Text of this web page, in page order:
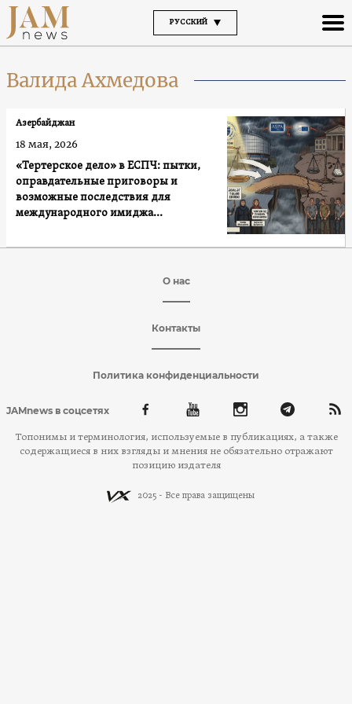
РУССКИЙ
Валида Ахмедова
«Тертерское дело» в ЕСПЧ: пытки,
оправдательные приговоры и
возможные последствия для
международного имиджа
Азербайджан
18 мая, 2026
О нас
Контакты
Политика конфиденциальности
JAMnews в соцсетях
Топонимы и терминология, используемые в публикациях, а также
содержащиеся в них взгляды и мнения не обязательно отражают
позицию издателя
2025 - Все права защищены